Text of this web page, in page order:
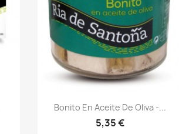
Vista rápida
Bonito En Aceite De Oliva -...
5,35 €